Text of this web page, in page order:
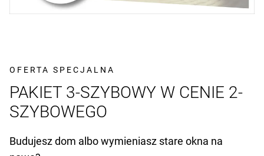
OFERTA SPECJALNA
PAKIET 3-SZYBOWY W CENIE 2-
SZYBOWEGO
Budujesz dom albo wymieniasz stare okna na